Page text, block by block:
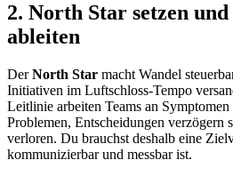
2. North Star setzen
ableiten
DerNorth Star macht Wandel
Initiativen im Luftschloss-Tempo
Leitlinie arbeiten Teams an Symptomen
Problemen, Entscheidungen verzögern
verloren. Du brauchst deshalb eine
kommunizierbar und messbar ist.